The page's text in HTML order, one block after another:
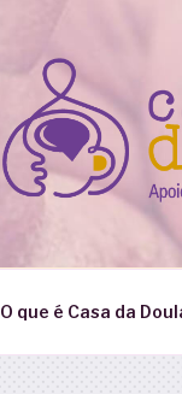
O que é Casa da